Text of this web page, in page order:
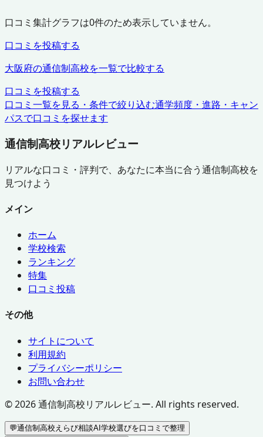
口コミ集計グラフは0件のため表示していません。
口コミを投稿する
大阪府の通信制高校を一覧で比較する
口コミを投稿する
口コミ一覧を見る・条件で絞り込む通学頻度・進路・キャン
パスで口コミを探せます
通信制高校リアルレビュー
リアルな口コミ・評判で、あなたに本当に合う通信制高校を
見つけよう
メイン
ホーム
学校検索
ランキング
特集
口コミ投稿
その他
サイトについて
利用規約
プライバシーポリシー
お問い合わせ
©2026通信制高校リアルレビュー. All rights reserved.
💬通信制高校えらび相談AI学校選びを口コミで整理